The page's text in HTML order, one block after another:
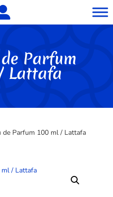
Parfum
Lattafa
de Parfum 100 ml / Lattafa